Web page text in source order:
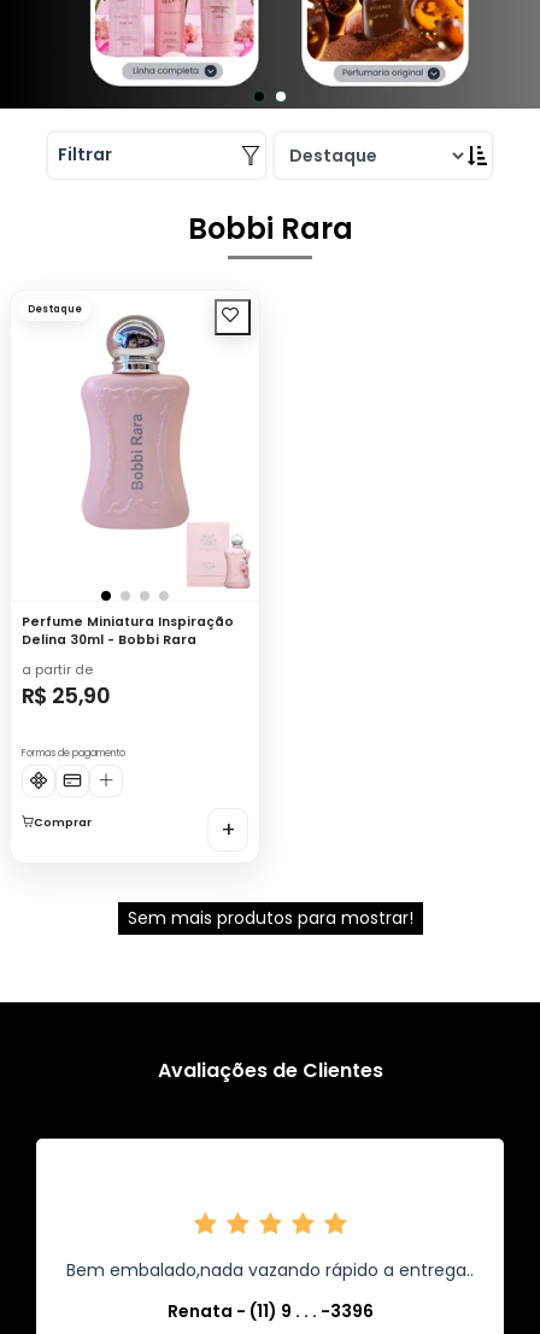
Filtrar
Bobbi Rara
Destaque
Perfume Miniatura Inspiração
Delina 30ml - Bobbi Rara
a partir de
R$ 25,90
Formas de pagamento
Comprar +
Sem mais produtos para mostrar!
Avaliações de Clientes
Bem embalado,nada vazando rápido a entrega..
Renata - (11) 9 . . . -3396